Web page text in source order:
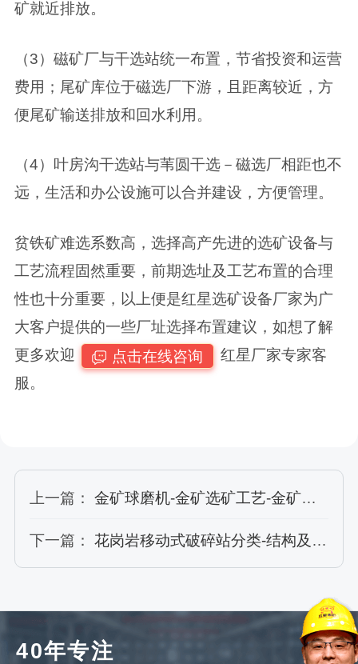
矿就近排放。
（3）磁矿厂与干选站统一布置，节省投资和运营
费用；尾矿库位于磁选厂下游，且距离较近，方
便尾矿输送排放和回水利用。
（4）叶房沟干选站与苇圆干选－磁选厂相距也不
远，生活和办公设施可以合并建设，方便管理。
贫铁矿难选系数高，选择高产先进的选矿设备与
工艺流程固然重要，前期选址及工艺布置的合理
性也十分重要，以上便是红星选矿设备厂家为广
大客户提供的一些厂址选择布置建议，如想了解
更多欢迎
点击在线咨询
红星厂家专家客
服。
上一篇： 金矿球磨机-金矿选矿工艺-金矿球磨机性能特点
下一篇： 花岗岩移动式破碎站分类-结构及工作原理
40年专注